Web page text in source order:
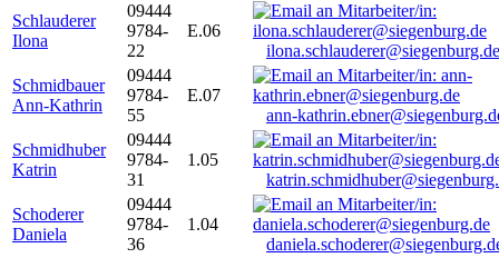
Schlauderer
Ilona
09444
9784-
22
E.06
ilona.schlauderer@siegenburg.de
Schmidbauer
Ann-Kathrin
09444
9784-
55
E.07
ann-
Schmidhuber
Katrin
09444
9784-
31
1.05
Schoderer
Daniela
09444
9784-
36
1.04